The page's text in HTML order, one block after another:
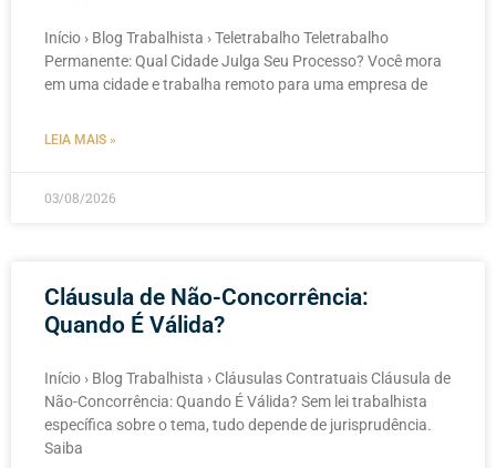
Início › Blog Trabalhista › Teletrabalho Teletrabalho
Permanente: Qual Cidade Julga Seu Processo? Você mora
em uma cidade e trabalha remoto para uma empresa de
LEIA MAIS »
03/08/2026
Cláusula de Não-Concorrência:
Quando É Válida?
Início › Blog Trabalhista › Cláusulas Contratuais Cláusula de
Não-Concorrência: Quando É Válida? Sem lei trabalhista
específica sobre o tema, tudo depende de jurisprudência.
Saiba